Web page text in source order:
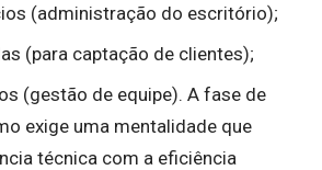
(administração do escritório);
(para captação de clientes);
(gestão de equipe). A fase de
exige uma mentalidade que
técnica com a eficiência